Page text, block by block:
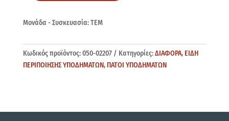
Μονάδα - Συσκευασία: ΤΕΜ
Κωδικός προϊόντος:050-02207 Κατηγορίες:ΔΙΑΦΟΡΑ, ΕΙΔΗ
ΠΕΡΙΠΟΙΗΣΗΣ ΥΠΟΔΗΜΑΤΩΝ, ΠΑΤΟΙ ΥΠΟΔΗΜΑΤΩΝ